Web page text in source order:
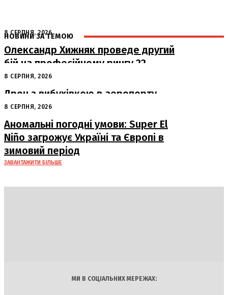
НОВИНИ ЗА ТЕМОЮ
8 СЕРПНЯ, 2026
Олександр Хижняк проведе другий
бій на професійному рингу 22
серпня у Львові
8 СЕРПНЯ, 2026
Дрон з вибухівкою в аеропорту
Лейпцига: США підозрюють Росію
8 СЕРПНЯ, 2026
Аномальні погодні умови: Super El
Niño загрожує Україні та Європі в
зимовий період
ЗАВАНТАЖИТИ БІЛЬШЕ
МИ В СОЦІАЛЬНИХ МЕРЕЖАХ: